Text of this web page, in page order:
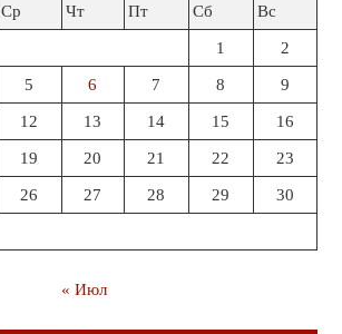
Ср Чт Пт Сб Вс
1 2
5 6 7 8 9
12 13 14 15 16
19 20 21 22 23
26 27 28 29 30
« Июл